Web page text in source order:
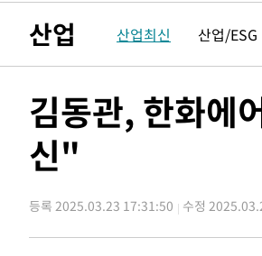
-9732초 전 >
백운산서 80년근 천종산삼 9
-7442초 전 >선재도서 해루질 나섰다 실종
-4352초 전 >여수 오동도 해상서 모터보트
-579초 전 >
날씨]
40분 전 >
4시간 전 >'최고 37도' 폭염 지속…강원동해
6시간 전 >[속보]뉴욕증시 상승 마감
산업 산업최신 산업/ESG
김동관, 한화에
신"
등록 2025.03.23 17:31:50 수정